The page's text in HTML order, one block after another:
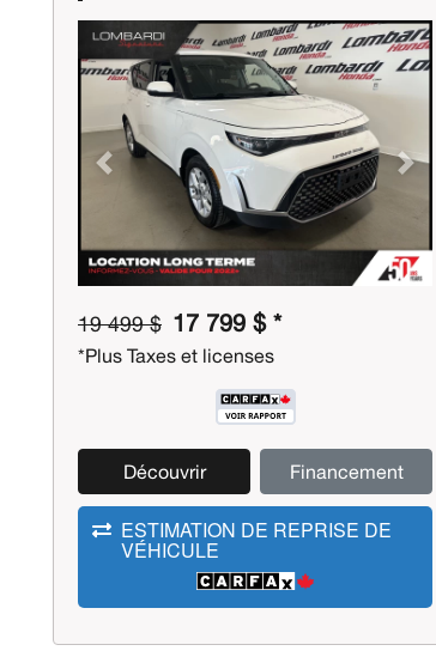
Previous Next
19 499 $ 17 799 $ *
*Plus Taxes et licenses
Découvrir Financement
ESTIMATION DE REPRISE DE
VÉHICULE